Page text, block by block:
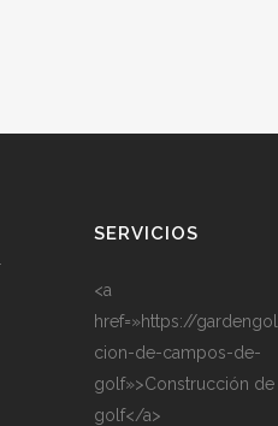
SERVICIOS
<a
href=»https://
cion-de-campos-de-
golf»>Construcción
golf</a>